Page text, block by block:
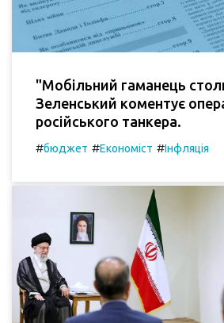
"Мобільний гаманець
Зеленський коментує
російського танкера.
#бюджет #Економіст #Інфляція